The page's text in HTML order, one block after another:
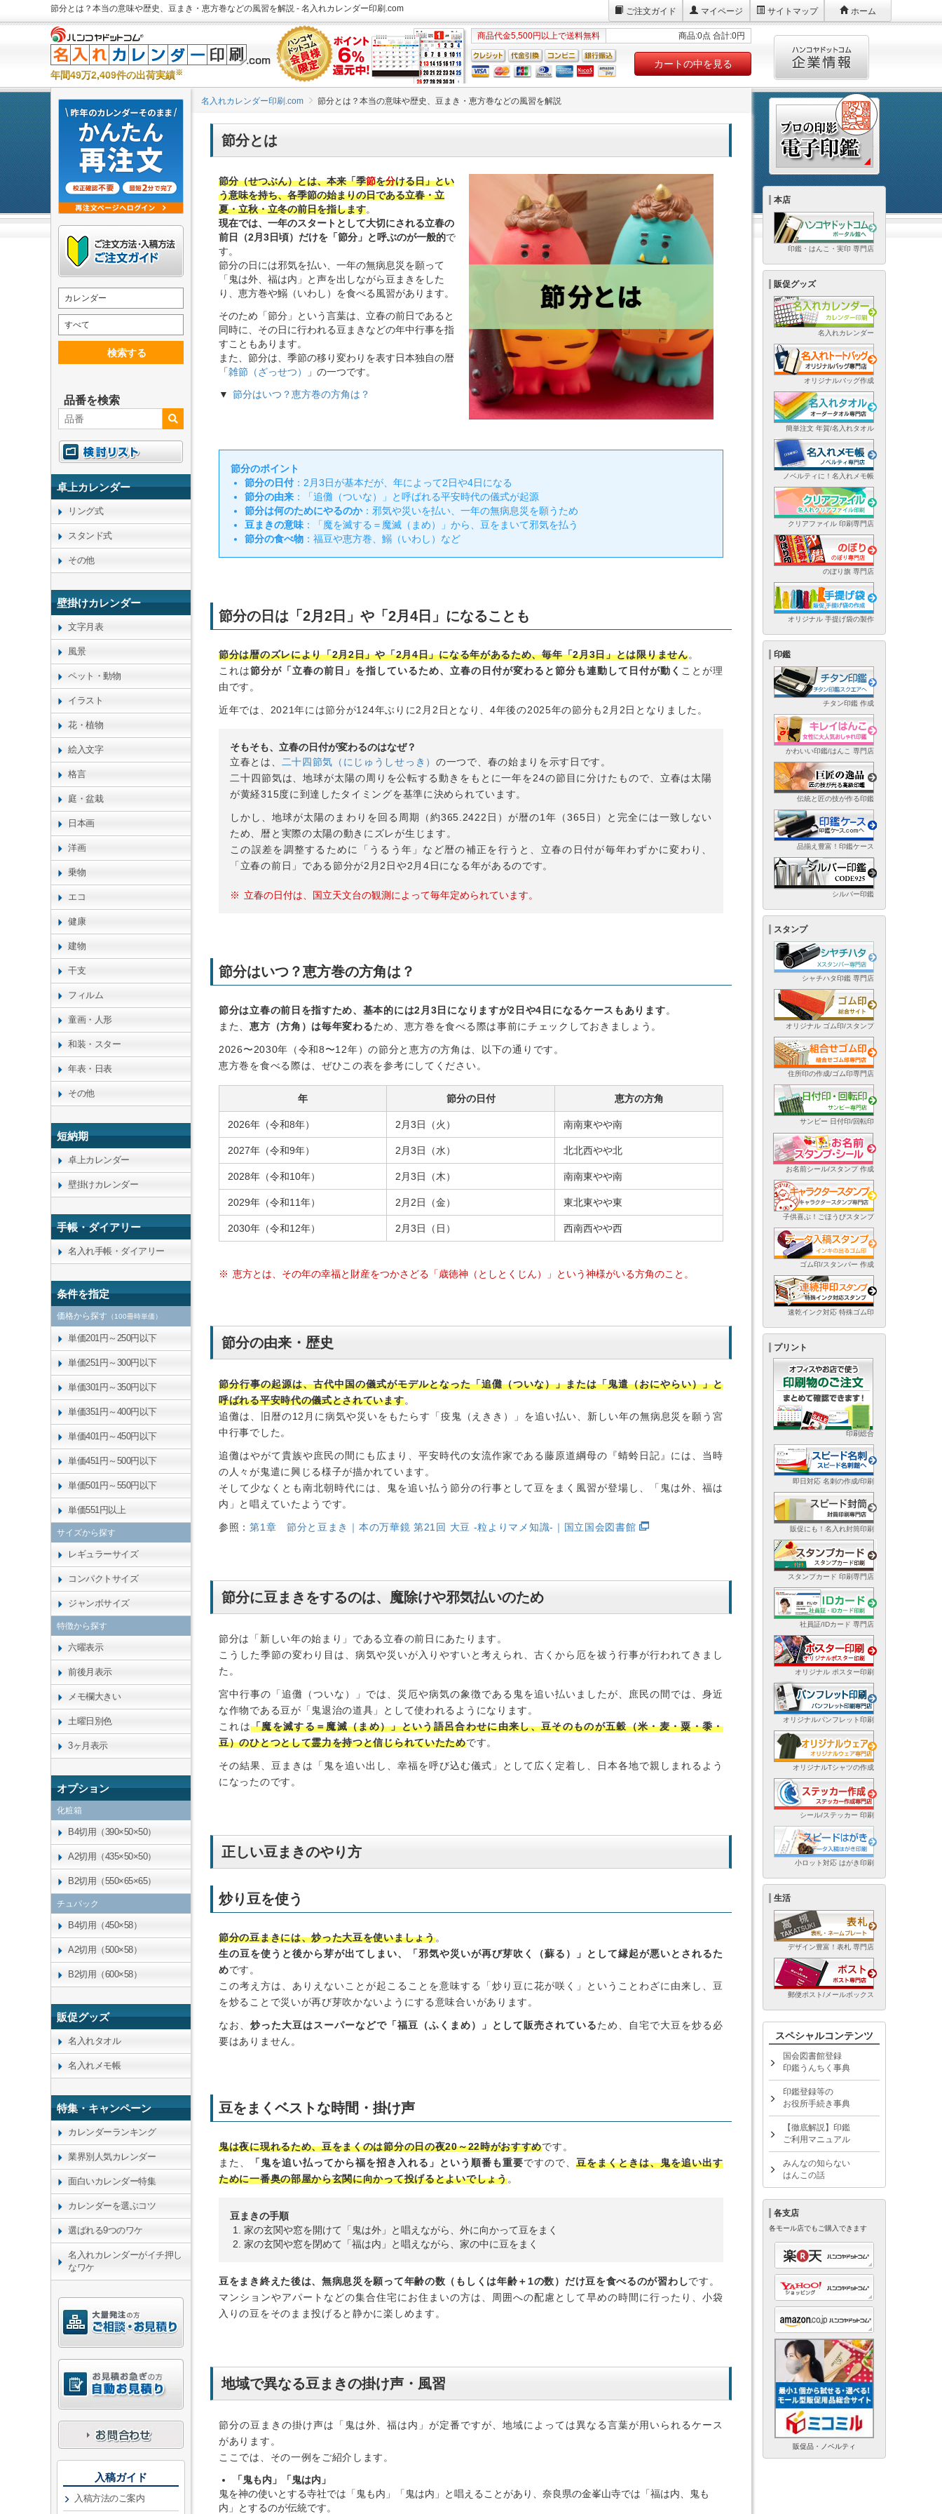
節分とは？本当の意味や歴史、豆まき・恵方巻などの風習を解説 - 名入れカレンダー印刷.com ご注文ガイド マイページ サイトマップ ホーム
年間49万2,409件の出荷実績※
商品代金5,500円以上で送料無料 商品:0点 合計:0円
カートの中を見る
名入れカレンダー印刷.com 節分とは？本当の意味や歴史、豆まき・恵方巻などの風習を解説
節分とは
節分（せつぶん）とは、本来「季節を分ける日」とい
う意味を持ち、各季節の始まりの日である立春・立
夏・立秋・立冬の前日を指します。
現在では、一年のスタートとして大切にされる立春の
前日（2月3日頃）だけを「節分」と呼ぶのが一般的で
す。
節分の日には邪気を払い、一年の無病息災を願って
「鬼は外、福は内」と声を出しながら豆まきをした
り、恵方巻や鰯（いわし）を食べる風習があります。
そのため「節分」という言葉は、立春の前日であると
同時に、その日に行われる豆まきなどの年中行事を指
すこともあります。
また、節分は、季節の移り変わりを表す日本独自の暦
「雑節（ざっせつ）
」の一つです。
節分はいつ？恵方巻の方角は？
節分のポイント
節分の日付 ：2月3日が基本だが、年によって2日や4日になる
節分の由来 ：「追儺（ついな）」と呼ばれる平安時代の儀式が起源
節分は何のためにやるのか：邪気や災いを払い、一年の無病息災を願うため
豆まきの意味 ：「魔を滅する＝魔滅（まめ）」から、豆をまいて邪気を払う
節分の食べ物 ：福豆や恵方巻、鰯（いわし）など
節分の日は「2月2日」や「2月4日」になることも
節分は暦のズレにより「2月2日」や「2月4日」になる年があるため、毎年「2月3日」とは限りません。
これは節分が「立春の前日」を指しているため、立春の日付が変わると節分も連動して日付が動く ことが理
由です。
近年では、2021年には節分が124年ぶりに2月2日となり、4年後の2025年の節分も2月2日となりました。
そもそも、立春の日付が変わるのはなぜ？
立春とは、
二十四節気（にじゅうしせっき） の一つで、春の始まりを示す日です。
二十四節気は、地球が太陽の周りを公転する動きをもとに一年を24の節目に分けたもので、立春は太陽
が黄経315度に到達したタイミングを基準に決められています。
しかし、地球が太陽のまわりを回る周期（約365.2422日）が暦の1年（365日）と完全には一致しない
ため、暦と実際の太陽の動きにズレが生じます。
この誤差を調整するために「うるう年」など暦の補正を行うと、立春の日付が毎年わずかに変わり、
「立春の前日」である節分が2月2日や2月4日になる年があるのです。
立春の日付は、国立天文台の観測によって毎年定められています。
節分はいつ？恵方巻の方角は？
節分は立春の前日を指すため、基本的には2月3日になりますが2日や4日になるケースもあります。
また、恵方（方角）は毎年変わるため、恵方巻を食べる際は事前にチェックしておきましょう。
2026〜2030年（令和8〜12年）の節分と恵方の方角は、以下の通りです。
恵方巻を食べる際は、ぜひこの表を参考にしてください。
年 節分の日付 恵方の方角
2026年（令和8年） 2月3日（火） 南南東やや南
2027年（令和9年） 2月3日（水） 北北西やや北
2028年（令和10年） 2月3日（木） 南南東やや南
2029年（令和11年） 2月2日（金） 東北東やや東
2030年（令和12年） 2月3日（日） 西南西やや西
恵方とは、その年の幸福と財産をつかさどる「歳徳神（としとくじん）」という神様がいる方角のこと。
節分の由来・歴史
節分行事の起源は、古代中国の儀式がモデルとなった「追儺（ついな）」または「鬼遣（おにやらい）」と
呼ばれる平安時代の儀式とされています。
追儺は、旧暦の12月に病気や災いをもたらす「疫鬼（えきき）」を追い払い、新しい年の無病息災を願う宮
中行事でした。
追儺はやがて貴族や庶民の間にも広まり、平安時代の女流作家である藤原道綱母の『蜻蛉日記』には、当時
の人々が鬼遣に興じる様子が描かれています。
そして少なくとも南北朝時代には、鬼を追い払う節分の行事として豆をまく風習が登場し、「鬼は外、福は
内」と唱えていたようです。
参照：第1章 節分と豆まき｜本の万華鏡 第21回 大豆 -粒よりマメ知識-｜国立国会図書館
節分に豆まきをするのは、魔除けや邪気払いのため
節分は「新しい年の始まり」である立春の前日にあたります。
こうした季節の変わり目は、病気や災いが入りやすいと考えられ、古くから厄を祓う行事が行われてきまし
た。
宮中行事の「追儺（ついな）」では、災厄や病気の象徴である鬼を追い払いましたが、庶民の間では、身近
な作物である豆が「鬼退治の道具」として使われるようになります。
これは「魔を滅する＝魔滅（まめ）」という語呂合わせに由来し、豆そのものが五穀（米・麦・粟・黍・
豆）のひとつとして霊力を持つと信じられていたためです。
その結果、豆まきは「鬼を追い出し、幸福を呼び込む儀式」として広く定着し、日本各地で親しまれるよう
になったのです。
正しい豆まきのやり方
炒り豆を使う
節分の豆まきには、炒った大豆を使いましょう。
生の豆を使うと後から芽が出てしまい、「邪気や災いが再び芽吹く（蘇る）」として縁起が悪いとされるた
めです。
この考え方は、ありえないことが起こることを意味する「炒り豆に花が咲く」ということわざに由来し、豆
を炒ることで災いが再び芽吹かないようにする意味合いがあります。
なお、炒った大豆はスーパーなどで「福豆（ふくまめ）」として販売されているため、自宅で大豆を炒る必
要はありません。
豆をまくベストな時間・掛け声
鬼は夜に現れるため、豆をまくのは節分の日の夜20～22時がおすすめです。
また、
「鬼を追い払ってから福を招き入れる」という順番も重要ですので、豆をまくときは、鬼を追い出す
ために一番奥の部屋から玄関に向かって投げるとよいでしょう。
豆まきの手順
家の玄関や窓を開けて「鬼は外」と唱えながら、外に向かって豆をまく
家の玄関や窓を閉めて「福は内」と唱えながら、家の中に豆をまく
豆をまき終えた後は、無病息災を願って年齢の数（もしくは年齢＋1の数）だけ豆を食べるのが習わしです。
マンションやアパートなどの集合住宅にお住まいの方は、周囲への配慮として早めの時間に行ったり、小袋
入りの豆をそのまま投げると静かに楽しめます。
地域で異なる豆まきの掛け声・風習
節分の豆まきの掛け声は「鬼は外、福は内」が定番ですが、地域によっては異なる言葉が用いられるケース
があります。
ここでは、その一例をご紹介します。
「鬼も内」「鬼は内」
鬼を神の使いとする寺社では「鬼も内」「鬼は内」と唱えることがあり、奈良県の金峯山寺では「福は内、鬼も
内」とするのが伝統です。
カレンダー
すべて
検索する
品番を検索
卓上カレンダー
リング式
スタンド式
その他
壁掛けカレンダー
文字月表
風景
ペット・動物
イラスト
花・植物
絵入文字
格言
庭・盆栽
日本画
洋画
乗物
エコ
健康
建物
干支
フィルム
童画・人形
和装・スター
年表・日表
その他
短納期
卓上カレンダー
壁掛けカレンダー
手帳・ダイアリー
名入れ手帳・ダイアリー
条件を指定
価格から探す （100冊時単価）
単価201円～250円以下
単価251円～300円以下
単価301円～350円以下
単価351円～400円以下
単価401円～450円以下
単価451円～500円以下
単価501円～550円以下
単価551円以上
サイズから探す
レギュラーサイズ
コンパクトサイズ
ジャンボサイズ
特徴から探す
六曜表示
前後月表示
メモ欄大きい
土曜日別色
3ヶ月表示
オプション
化粧箱
B4切用（390×50×50）
A2切用（435×50×50）
B2切用（550×65×65）
チュパック
B4切用（450×58）
A2切用（500×58）
B2切用（600×58）
販促グッズ
名入れタオル
名入れメモ帳
特集・キャンペーン
カレンダーランキング
業界別人気カレンダー
面白いカレンダー特集
カレンダーを選ぶコツ
選ばれる9つのワケ
名入れカレンダーがイチ押し
なワケ
入稿ガイド
入稿方法のご案内
本店
印鑑・はんこ・実印 専門店
販促グッズ
名入れカレンダー
オリジナルバッグ作成
簡単注文 年賀/名入れタオル
ノベルティに！名入れメモ帳
クリアファイル 印刷専門店
のぼり旗 専門店
オリジナル 手提げ袋の製作
印鑑
チタン印鑑 作成
かわいい印鑑/はんこ 専門店
伝統と匠の技が作る印鑑
品揃え豊富！印鑑ケース
シルバー印鑑
スタンプ
シャチハタ印鑑 専門店
オリジナル ゴム印/スタンプ
住所印の作成/ゴム印専門店
サンビー 日付印/回転印
お名前シール/スタンプ 作成
子供喜ぶ！ごほうびスタンプ
ゴム印/スタンパー 作成
速乾インク対応 特殊ゴム印
プリント
印刷総合
即日対応 名刺の作成/印刷
販促にも！名入れ封筒印刷
スタンプカード 印刷専門店
社員証/IDカード 専門店
オリジナル ポスター印刷
オリジナルパンフレット印刷
オリジナルTシャツの作成
シール/ステッカー 印刷
小ロット対応 はがき印刷
生活
デザイン豊富！表札 専門店
郵便ポスト/メールボックス
スペシャルコンテンツ
国会図書館登録
印鑑うんちく事典
印鑑登録等の
お役所手続き事典
【徹底解説】印鑑
ご利用マニュアル
みんなの知らない
はんこの話
各支店
各モール店でもご購入できます
販促品・ノベルティ